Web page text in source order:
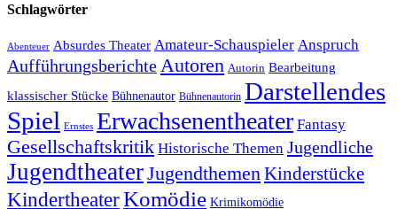
Schlagwörter
Abenteuer Absurdes Theater Amateur-Schauspieler Anspruch
AufführungsberichteAutoren Autorin Bearbeitung
klassischer Stücke Bühnenautor Bühnenautorin Darstellendes
Spiel Ernstes Erwachsenentheater Fantasy
Gesellschaftskritik Historische Themen Jugendliche
JugendtheaterJugendthemenKinderstücke
KindertheaterKomödie Krimikomödie